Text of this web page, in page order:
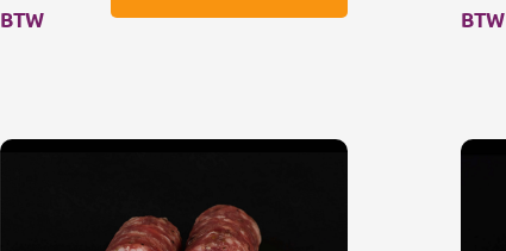
BTW
BTW